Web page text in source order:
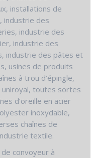
installations de
industrie des
industrie des
industrie des
industrie des pâtes et
usines de produits
à trou d’épingle,
uniroyal, toutes sortes
d’oreille en acier
inoxydable,
chaînes de
textile.
convoyeur à